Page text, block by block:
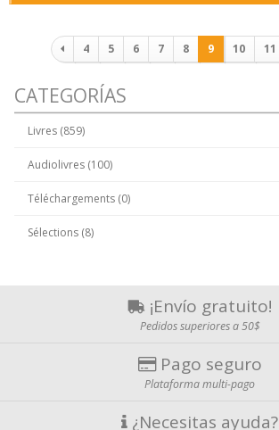
Paginación
4 5 6 7 8 9 10 11
CATEGORÍAS
Livres (859)
Audiolivres (100)
Téléchargements (0)
Sélections (8)
¡Envío gratuito!
Pedidos superiores a 50$
Pago seguro
Plataforma multi-pago
¿Necesitas ayuda?